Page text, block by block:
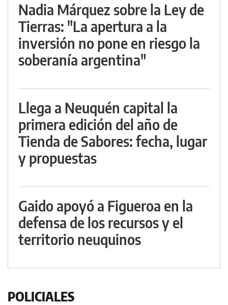
Nadia Márquez sobre la Ley de
Tierras: "La apertura a la
inversión no pone en riesgo la
soberanía argentina"
Llega a Neuquén capital la
primera edición del año de
Tienda de Sabores: fecha, lugar
y propuestas
Gaido apoyó a Figueroa en la
defensa de los recursos y el
territorio neuquinos
POLICIALES